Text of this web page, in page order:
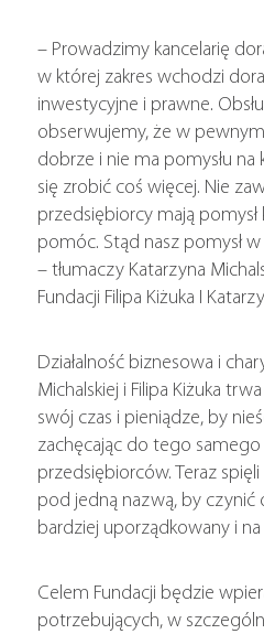
– Prowadzimy kancelarię
w której zakres wchodzi
inwestycyjne i prawne.
obserwujemy, że w
dobrze i nie ma pomysłu na
się zrobić coś więcej. Nie
przedsiębiorcy mają
pomóc. Stąd nasz pomysł
– tłumaczy Katarzyna
Fundacji Filipa Kiżuka I
Działalność biznesowa i
Michalskiej i Filipa Kiżuka
swój czas i pieniądze, by
zachęcając do tego samego
przedsiębiorców. Teraz
pod jedną nazwą, by
bardziej uporządkowany i na
Celem Fundacji będzie
potrzebujących, w